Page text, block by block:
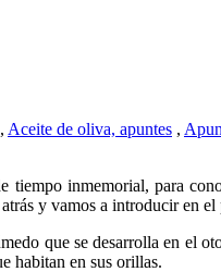
, Aceite de oliva, apuntes ,
inmemorial, para
y vamos a introducir en el
que se desarrolla en el
habitan en sus orillas.